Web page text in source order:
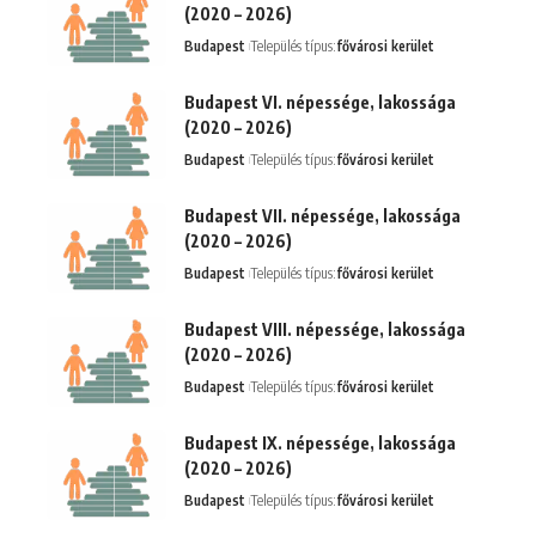
(2020 – 2026)
Budapest Település típus:fővárosi kerület
Budapest VI. népessége, lakossága
(2020 – 2026)
Budapest Település típus:fővárosi kerület
Budapest VII. népessége, lakossága
(2020 – 2026)
Budapest Település típus:fővárosi kerület
Budapest VIII. népessége, lakossága
(2020 – 2026)
Budapest Település típus:fővárosi kerület
Budapest IX. népessége, lakossága
(2020 – 2026)
Budapest Település típus:fővárosi kerület